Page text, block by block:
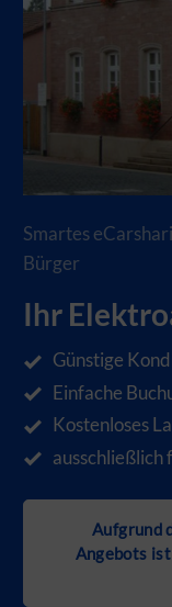
Smartes
Bürger
Ihr
Günstige
Einfache
Kostenloses
Aufgrund
Angebots